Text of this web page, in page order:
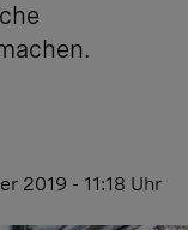
2019 - 11:18 Uhr